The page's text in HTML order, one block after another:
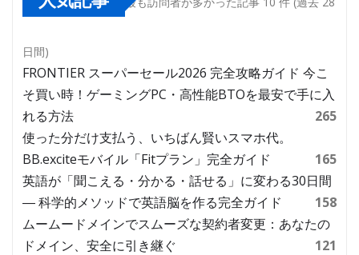
日間)
FRONTIER スーパーセール2026 完全攻略ガイド 今こ
そ買い時！ゲーミングPC・高性能BTOを最安で手に入
れる方法
265
使った分だけ支払う、いちばん賢いスマホ代。
BB.exciteモバイル「Fitプラン」完全ガイド
165
英語が「聞こえる・分かる・話せる」に変わる30日間
― 科学的メソッドで英語脳を作る完全ガイド
158
ムームードメインでスムーズな契約者変更：あなたの
ドメイン、安全に引き継ぐ
121